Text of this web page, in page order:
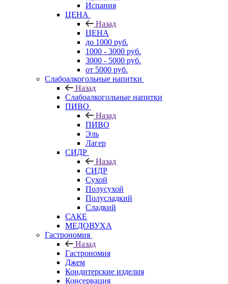
Испания
ЦЕНА
Назад
ЦЕНА
до 1000 руб.
1000 - 3000 руб.
3000 - 5000 руб.
от 5000 руб.
Слабоалкогольные напитки
Назад
Слабоалкогольные напитки
ПИВО
Назад
ПИВО
Эль
Лагер
СИДР
Назад
СИДР
Сухой
Полусухой
Полусладкий
Сладкий
САКЕ
МЕДОВУХА
Гастрономия
Назад
Гастрономия
Джем
Кондитерские изделия
Консервация